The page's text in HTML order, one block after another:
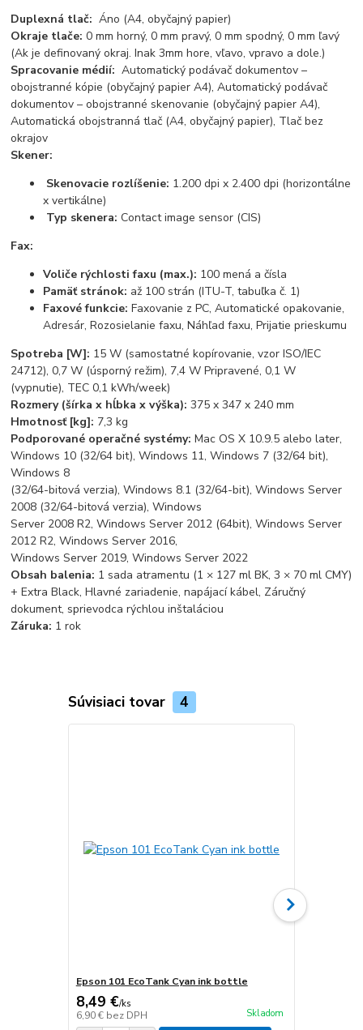
Duplexná tlač:Áno (A4, obyčajný papier)
Okraje tlače:0 mm horný, 0 mm pravý, 0 mm spodný, 0 mm ľavý
(Ak je definovaný okraj. Inak 3mm hore, vľavo, vpravo a dole.)
Spracovanie médií:Automatický podávač dokumentov –
obojstranné kópie (obyčajný papier A4), Automatický podávač
dokumentov – obojstranné skenovanie (obyčajný papier A4),
Automatická obojstranná tlač (A4, obyčajný papier), Tlač bez
okrajov
Skener:
Skenovacie rozlíšenie: 1.200 dpi x 2.400 dpi (horizontálne
x vertikálne)
Typ skenera:Contact image sensor (CIS)
Fax:
Voliče rýchlosti faxu (max.): 100 mená a čísla
Pamäť stránok: až 100 strán (ITU-T, tabuľka č. 1)
Faxové funkcie: Faxovanie z PC, Automatické opakovanie,
Adresár, Rozosielanie faxu, Náhľad faxu, Prijatie prieskumu
Spotreba [W]: 15 W (samostatné kopírovanie, vzor ISO/IEC
24712), 0,7 W (úsporný režim), 7,4 W Pripravené, 0,1 W
(vypnutie), TEC 0,1 kWh/week)
Rozmery (šírka x hĺbka x výška):375 x 347 x 240 mm
Hmotnosť [kg]: 7,3 kg
Podporované operačné systémy:Mac OS X 10.9.5 alebo later,
Windows 10 (32/64 bit), Windows 11, Windows 7 (32/64 bit),
Windows 8
(32/64-bitová verzia), Windows 8.1 (32/64-bit), Windows Server
2008 (32/64-bitová verzia), Windows
Server 2008 R2, Windows Server 2012 (64bit), Windows Server
2012 R2, Windows Server 2016,
Windows Server 2019, Windows Server 2022
Obsah balenia: 1 sada atramentu (1 × 127 ml BK, 3 × 70 ml CMY)
+ Extra Black, Hlavné zariadenie, napájací kábel, Záručný
dokument, sprievodca rýchlou inštaláciou
Záruka: 1 rok
Súvisiaci tovar 4
Epson 101 EcoTank Cyan ink bottle
8,49 €/ks
6,90 € bez DPH Skladom